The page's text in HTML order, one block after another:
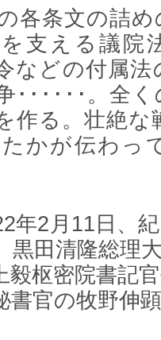
各条文の詰
支える議院
などの付属
･･････ 。全
作る。壮絶
かが伝わっ
年2 月 11日、
黒田清隆総理
毅枢密院書記
書官の牧野伸